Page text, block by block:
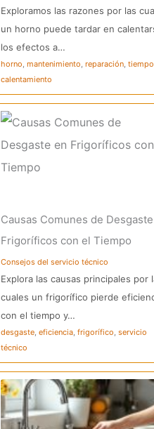
Exploramos las razones por las
un horno puede tardar en
los efectos a…
horno, mantenimiento, reparación,
calentamiento
Causas Comunes de
Frigoríficos con el Tiempo
Consejos del servicio técnico
Explora las causas principales por
cuales un frigorífico pierde
con el tiempo y…
desgaste, eficiencia, frigorífico, servicio
técnico